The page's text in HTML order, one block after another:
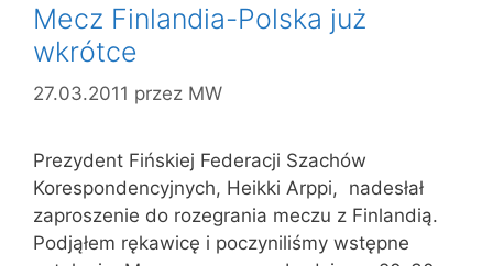
Mecz Finlandia-Polska już
wkrótce
27.03.2011 przez MW
Prezydent Fińskiej Federacji Szachów
Korespondencyjnych, Heikki Arppi, nadesłał
zaproszenie do rozegrania meczu z Finlandią.
Podjąłem rękawicę i poczyniliśmy wstępne